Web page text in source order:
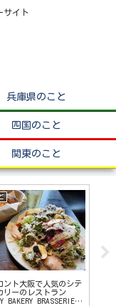
サイト
兵庫県のこと
四国のこと
関東のこと
ント大阪で人気のシテ
リーのレストラン
BAKERY BRASSERIE